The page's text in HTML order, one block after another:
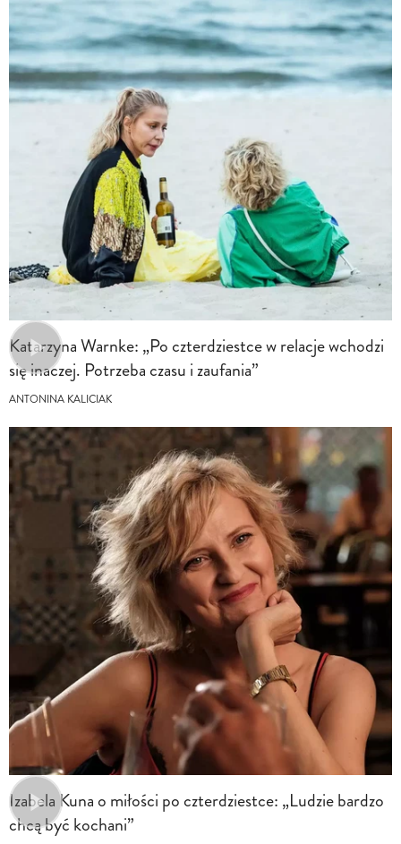
Katarzyna Warnke: „Po czterdziestce w relacje wchodzi
się inaczej. Potrzeba czasu i zaufania”
ANTONINA KALICIAK
Izabela Kuna o miłości po czterdziestce: „Ludzie bardzo
chcą być kochani”